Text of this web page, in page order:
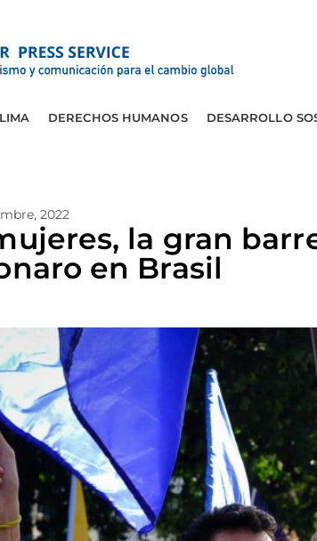
DERECHOS HUMANOS DESARROLLO
2022
la gran
en Brasil